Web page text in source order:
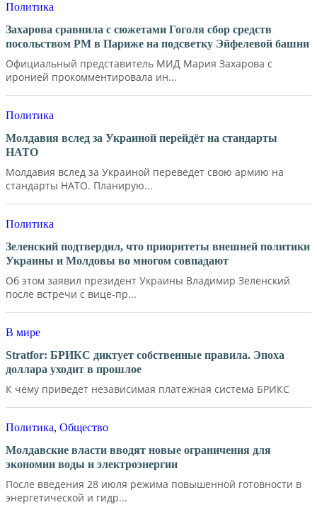
Политика
Захарова сравнила с сюжетами Гоголя сбор средств
посольством РМ в Париже на подсветку Эйфелевой башни
Официальный представитель МИД Мария Захарова с
иронией прокомментировала ин...
Политика
Молдавия вслед за Украиной перейдёт на стандарты
НАТО
Молдавия вслед за Украиной переведет свою армию на
стандарты НАТО. Планирую...
Политика
Зеленский подтвердил, что приоритеты внешней политики
Украины и Молдовы во многом совпадают
Об этом заявил президент Украины Владимир Зеленский
после встречи с вице-пр...
В мире
Stratfor: БРИКС диктует собственные правила. Эпоха
доллара уходит в прошлое
К чему приведет независимая платежная система БРИКС
Политика, Общество
Молдавские власти вводят новые ограничения для
экономии воды и электроэнергии
После введения 28 июля режима повышенной готовности в
энергетической и гидр...